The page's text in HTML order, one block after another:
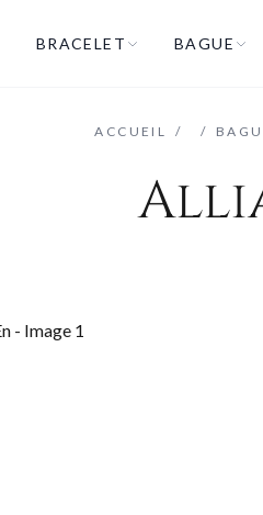
BRACELET BAGUE
ACCUEIL / /